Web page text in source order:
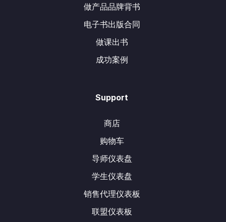
做产品品牌背书
电子书出版合同
做课出书
成功案例
Support
商店
购物车
导师仪表盘
学生仪表盘
销售代理仪表板
联盟仪表板